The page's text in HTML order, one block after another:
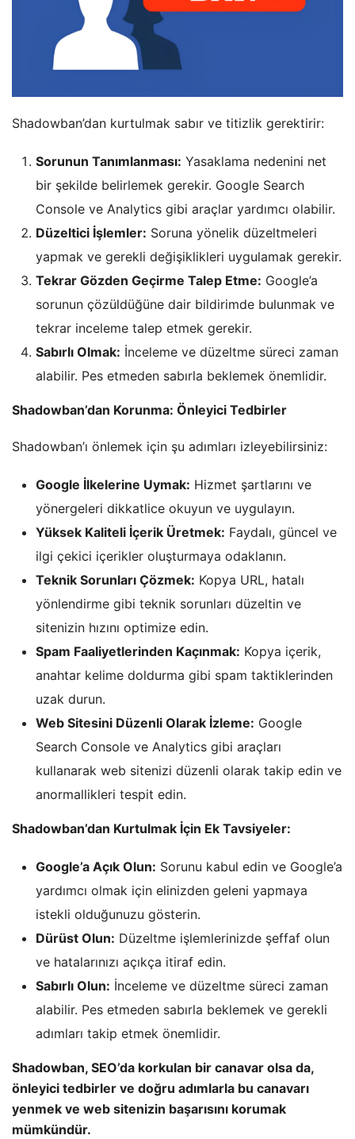
Shadowban’dan kurtulmak sabır ve titizlik gerektirir:
Sorunun Tanımlanması: Yasaklama nedenini net
bir şekilde belirlemek gerekir. Google Search
Console ve Analytics gibi araçlar yardımcı olabilir.
Düzeltici İşlemler: Soruna yönelik düzeltmeleri
yapmak ve gerekli değişiklikleri uygulamak gerekir.
Tekrar Gözden Geçirme Talep Etme: Google’a
sorunun çözüldüğüne dair bildirimde bulunmak ve
tekrar inceleme talep etmek gerekir.
Sabırlı Olmak: İnceleme ve düzeltme süreci zaman
alabilir. Pes etmeden sabırla beklemek önemlidir.
Shadowban’dan Korunma: Önleyici Tedbirler
Shadowban’ı önlemek için şu adımları izleyebilirsiniz:
Google İlkelerine Uymak: Hizmet şartlarını ve
yönergeleri dikkatlice okuyun ve uygulayın.
Yüksek Kaliteli İçerik Üretmek: Faydalı, güncel ve
ilgi çekici içerikler oluşturmaya odaklanın.
Teknik Sorunları Çözmek: Kopya URL, hatalı
yönlendirme gibi teknik sorunları düzeltin ve
sitenizin hızını optimize edin.
Spam Faaliyetlerinden Kaçınmak: Kopya içerik,
anahtar kelime doldurma gibi spam taktiklerinden
uzak durun.
Web Sitesini Düzenli Olarak İzleme: Google
Search Console ve Analytics gibi araçları
kullanarak web sitenizi düzenli olarak takip edin ve
anormallikleri tespit edin.
Shadowban’dan Kurtulmak İçin Ek Tavsiyeler:
Google’a Açık Olun: Sorunu kabul edin ve Google’a
yardımcı olmak için elinizden geleni yapmaya
istekli olduğunuzu gösterin.
Dürüst Olun: Düzeltme işlemlerinizde şeffaf olun
ve hatalarınızı açıkça itiraf edin.
Sabırlı Olun: İnceleme ve düzeltme süreci zaman
alabilir. Pes etmeden sabırla beklemek ve gerekli
adımları takip etmek önemlidir.
Shadowban, SEO’da korkulan bir canavar olsa da,
önleyici tedbirler ve doğru adımlarla bu canavarı
yenmek ve web sitenizin başarısını korumak
mümkündür.